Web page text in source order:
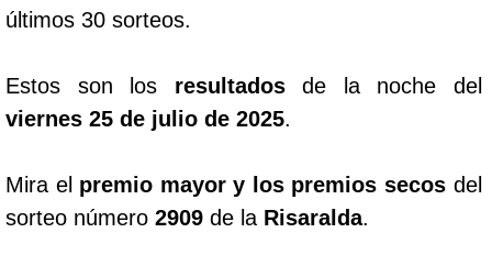
últimos 30 sorteos.
Estos son los resultadosde la noche del
viernes 25 de julio de 2025.
Mira el premio mayor y los premios secosdel
sorteo número 2909 de la Risaralda.